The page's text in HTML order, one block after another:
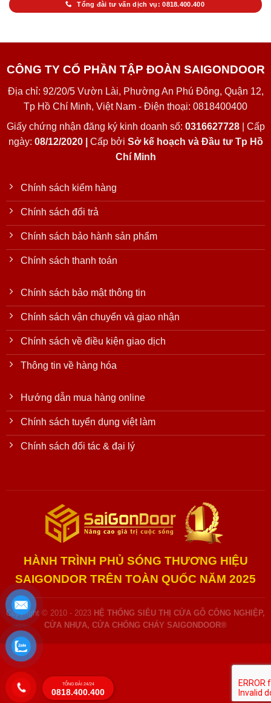
Tổng đài tư vấn dịch vụ: 0818.400.400
CÔNG TY CỔ PHẦN TẬP ĐOÀN SAIGONDOOR
Địa chỉ: 92/20/5 Vườn Lài, Phường An Phú Đông, Quận 12,
Tp Hồ Chí Minh, Việt Nam - Điện thoại: 0818400400
Giấy chứng nhận đăng ký kinh doanh số: 0316627728| Cấp
ngày: 08/12/2020 | Cấp bởi Sở kế hoạch và Đầu tư Tp Hồ
Chí Minh
Chính sách kiểm hàng
Chính sách đổi trả
Chính sách bảo hành sản phẩm
Chính sách thanh toán
Chính sách bảo mật thông tin
Chính sách vận chuyển và giao nhận
Chính sách về điều kiện giao dịch
Thông tin về hàng hóa
Hướng dẫn mua hàng online
Chính sách tuyển dụng việt làm
Chính sách đối tác & đại lý
HÀNH TRÌNH PHỦ SÓNG THƯƠNG HIỆU
SAIGONDOR TRÊN TOÀN QUỐC NĂM 2025
Copyright © 2010 - 2023 HỆ THỐNG SIÊU THỊ CỬA GỖ CÔNG NGHIỆP,
CỬA NHỰA, CỬA CHỐNG CHÁY SAIGONDOOR®
TỔNG ĐÀI 24/24
0818.400.400